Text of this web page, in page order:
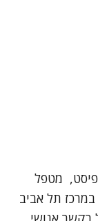
מטפל
במרכז תל אביב